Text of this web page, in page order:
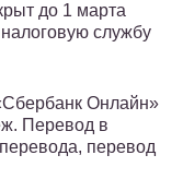
до 1 марта
службу
Онлайн»
Перевод в
перевод